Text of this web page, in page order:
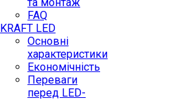
FAQ
KRAFT LED
Основні
характеристики
Економічність
Переваги
перед LED-